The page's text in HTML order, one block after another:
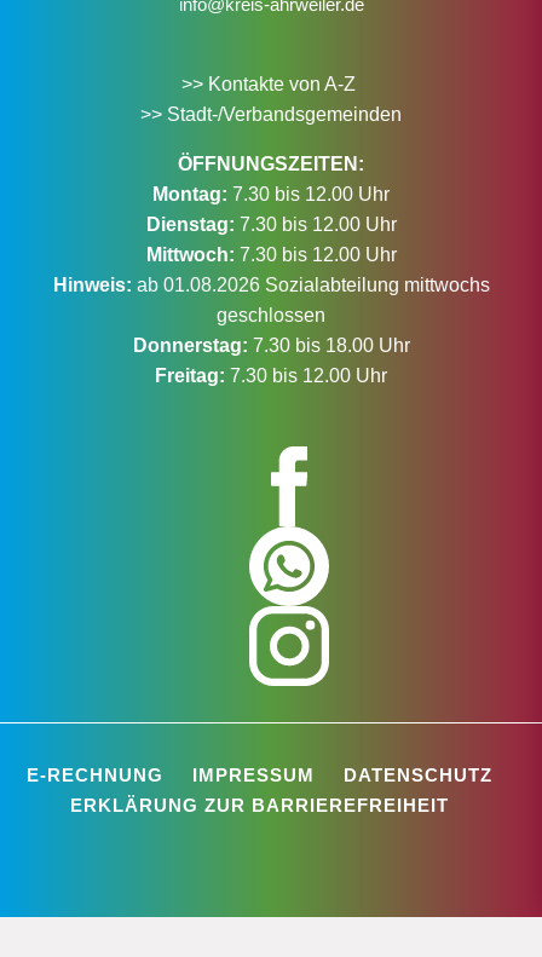
info@kreis-ahrweiler.de
>> Kontakte von A-Z
>> Stadt-/Verbandsgemeinden
ÖFFNUNGSZEITEN:
Montag: 7.30 bis 12.00 Uhr
Dienstag: 7.30 bis 12.00 Uhr
Mittwoch: 7.30 bis 12.00 Uhr
Hinweis: ab 01.08.2026 Sozialabteilung mittwochs
geschlossen
Donnerstag: 7.30 bis 18.00 Uhr
Freitag: 7.30 bis 12.00 Uhr
E-RECHNUNG IMPRESSUM
DATENSCHUTZ
ERKLÄRUNG ZUR BARRIEREFREIHEIT